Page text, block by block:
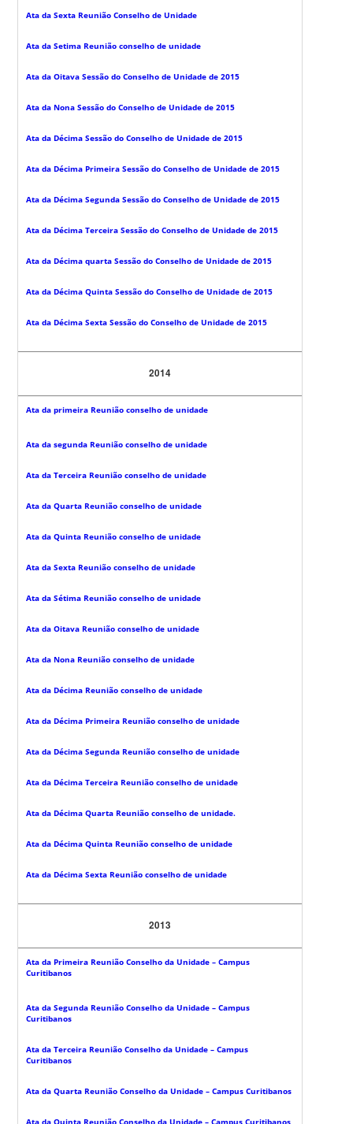
Ata da Sexta Reunião Conselho de Unidade
Ata da Setima Reunião conselho de unidade
Ata da Oitava Sessão do Conselho de Unidade de 2015
Ata da Nona Sessão do Conselho de Unidade de 2015
Ata da Décima Sessão do Conselho de Unidade de 2015
Ata da Décima Primeira Sessão do Conselho de Unidade de 2015
Ata da Décima Segunda Sessão do Conselho de Unidade de 2015
Ata da Décima Terceira Sessão do Conselho de Unidade de 2015
Ata da Décima quarta Sessão do Conselho de Unidade de 2015
Ata da Décima Quinta Sessão do Conselho de Unidade de 2015
Ata da Décima Sexta Sessão do Conselho de Unidade de 2015
2014
Ata da primeira Reunião conselho de unidade
Ata da segunda Reunião conselho de unidade
Ata da Terceira Reunião conselho de unidade
Ata da Quarta Reunião conselho de unidade
Ata da Quinta Reunião conselho de unidade
Ata da Sexta Reunião conselho de unidade
Ata da Sétima Reunião conselho de unidade
Ata da Oitava Reunião conselho de unidade
Ata da Nona Reunião conselho de unidade
Ata da Décima Reunião conselho de unidade
Ata da Décima Primeira Reunião conselho de unidade
Ata da Décima Segunda Reunião conselho de unidade
Ata da Décima Terceira Reunião conselho de unidade
Ata da Décima Quarta Reunião conselho de unidade.
Ata da Décima Quinta Reunião conselho de unidade
Ata da Décima Sexta Reunião conselho de unidade
2013
Ata da Primeira Reunião Conselho da Unidade – Campus
Curitibanos
Ata da Segunda Reunião Conselho da Unidade – Campus
Curitibanos
Ata da Terceira Reunião Conselho da Unidade – Campus
Curitibanos
Ata da Quarta Reunião Conselho da Unidade – Campus Curitibanos
Ata da Quinta Reunião Conselho da Unidade – Campus Curitibanos